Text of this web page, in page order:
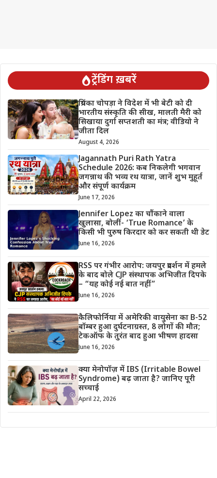
ट्रेंडिंग ख़बरें
प्रियंका चोपड़ा ने विदेश में भी बेटी को दी
भारतीय संस्कृति की सीख, मालती मैरी को
सिखाया दुर्गा सप्तशती का मंत्र; वीडियो ने
जीता दिल
August 4, 2026
Jagannath Puri Rath Yatra
Schedule 2026: कब निकलेगी भगवान
जगन्नाथ की भव्य रथ यात्रा, जानें शुभ मुहूर्त
और संपूर्ण कार्यक्रम
June 17, 2026
Jennifer Lopez का चौंकाने वाला
खुलासा, बोलीं- ‘True Romance’ के
किसी भी पुरुष किरदार को कर सकती थी डेट
June 16, 2026
RSS पर गंभीर आरोप: जयपुर प्रदर्शन में हमले
के बाद बोले CJP संस्थापक अभिजीत दिपके
– “यह कोई नई बात नहीं”
June 16, 2026
कैलिफोर्निया में अमेरिकी वायुसेना का B-52
बॉम्बर हुआ दुर्घटनाग्रस्त, 8 लोगों की मौत;
टेकऑफ के तुरंत बाद हुआ भीषण हादसा
June 16, 2026
क्या मेनोपॉज़ में IBS (Irritable Bowel
Syndrome) बढ़ जाता है? जानिए पूरी
सच्चाई
April 22, 2026